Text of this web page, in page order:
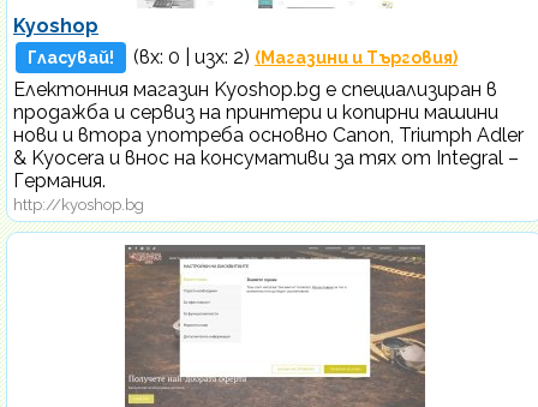
Kyoshop
Гласувай! (вх: 0 | изх: 2) (Магазини и Търговия)
Електонния магазин Kyoshop.bg е специализиран в
продажба и сервиз на принтери и копирни машини
нови и втора употреба основно Canon, Triumph Adler
& Kyocera и внос на консумативи за тях от Integral –
Германия.
http://kyoshop.bg